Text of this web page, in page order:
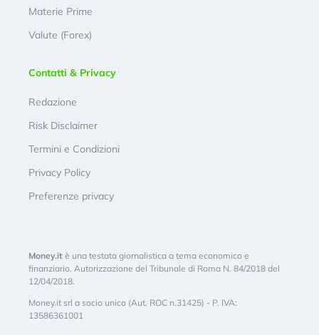
Materie Prime
Valute (Forex)
Contatti & Privacy
Redazione
Risk Disclaimer
Termini e Condizioni
Privacy Policy
Preferenze privacy
Money.it è una testata giornalistica a tema economico e
finanziario. Autorizzazione del Tribunale di Roma N. 84/2018 del
12/04/2018.
Money.it srl a socio unico (Aut. ROC n.31425) - P. IVA:
13586361001